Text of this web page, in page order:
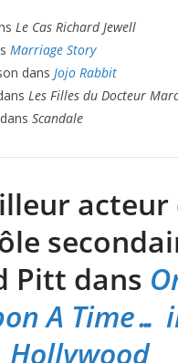
Le Cas Richard Jewell
Marriage Story
dans Jojo Rabbit
Les Filles du Docteur
Scandale
acteur
Pitt dans
A Time…
Hollywood